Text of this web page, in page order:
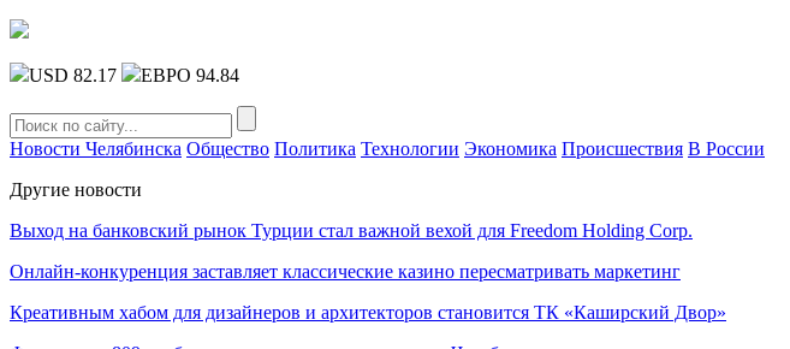
USD 82.17 ЕВРО 94.84
Новости Челябинска Общество Политика Технологии Экономика Происшествия В России
Другие новости
Выход на банковский рынок Турции стал важной вехой для Freedom Holding Corp.
Онлайн-конкуренция заставляет классические казино пересматривать маркетинг
Креативным хабом для дизайнеров и архитекторов становится ТК «Каширский Двор»